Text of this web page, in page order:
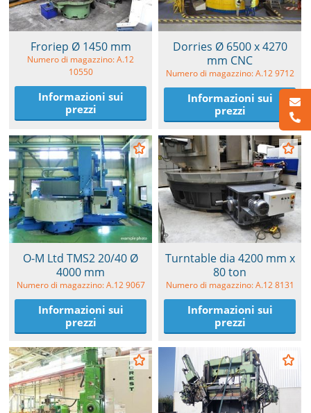
Froriep Ø 1450 mm
Numero di magazzino: A.12
10550
Informazioni sui
prezzi
Dorries Ø 6500 x 4270
mm CNC
Numero di magazzino: A.12 9712
Informazioni sui
prezzi
O-M Ltd TMS2 20/40 Ø
4000 mm
Numero di magazzino: A.12 9067
Informazioni sui
prezzi
Turntable dia 4200 mm x
80 ton
Numero di magazzino: A.12 8131
Informazioni sui
prezzi